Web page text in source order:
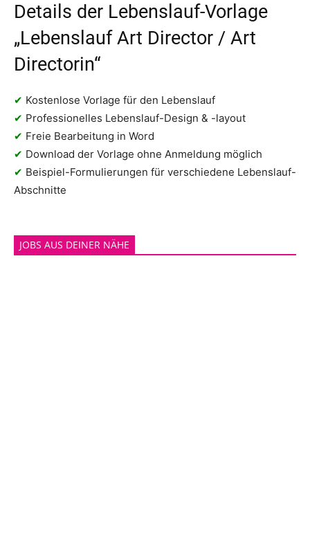
Details der Lebenslauf-Vorlage
„Lebenslauf Art Director / Art
Directorin“
✔ Kostenlose Vorlage für den Lebenslauf
✔ Professionelles Lebenslauf-Design & -layout
✔ Freie Bearbeitung in Word
✔ Download der Vorlage ohne Anmeldung möglich
✔ Beispiel-Formulierungen für verschiedene Lebenslauf-
Abschnitte
JOBS AUS DEINER NÄHE